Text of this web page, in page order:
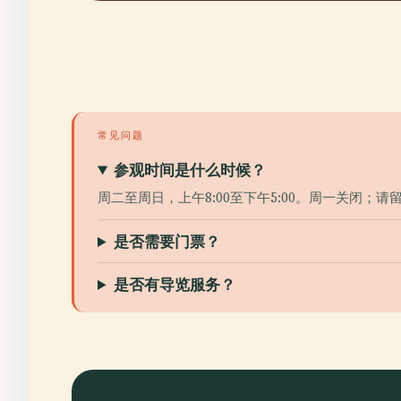
常见问题
参观时间是什么时候？
周二至周日，上午8:00至下午5:00。周一关闭；请
是否需要门票？
是否有导览服务？